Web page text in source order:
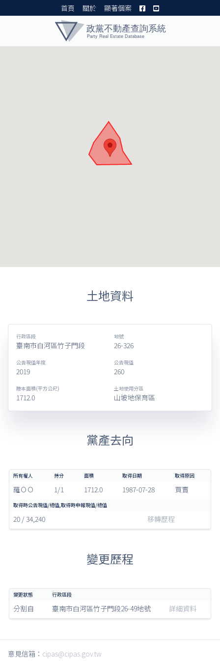
首頁 關於 顯著個案
土地資料
行政區段
臺南市白河區竹子門段
地號
26-326
公告現值年度
2019
公告現值
260
謄本面積(平方公尺)
1712.0
土地使用分區
山坡地保育區
黨產去向
羅ＯＯ 1/1 1712.0 1987-07-28 買賣
20 / 34,240 移轉歷程
變更歷程
分割自 臺南市白河區竹子門段26-49地號 詳細資料
意見信箱： cipas@cipas.gov.tw